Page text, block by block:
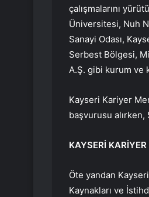
çalışmalarını
Üniversitesi, Nuh
Sanayi Odası,
Serbest Bölgesi,
A.Ş. gibi kurum ve
Kayseri Kariyer
başvurusu
KAYSERİ
Öte yandan
Kaynakları ve